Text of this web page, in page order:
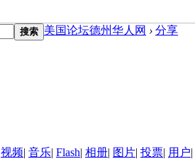
搜索 美国论坛德州华人网 › 分享
视频| 音乐| Flash| 相册| 图片| 投票| 用户|